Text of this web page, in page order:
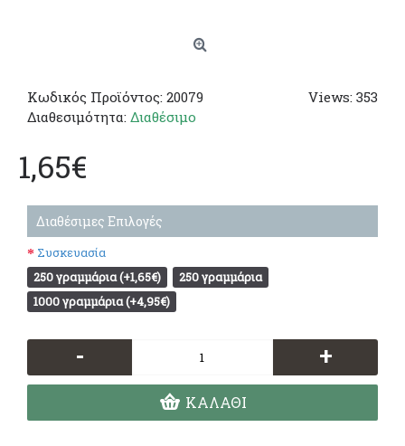
Views: 353
Κωδικός Προϊόντος: 20079
Διαθεσιμότητα: Διαθέσιμο
1,65€
Διαθέσιμες Επιλογές
Συσκευασία
250 γραμμάρια (+1,65€)
250 γραμμάρια
1000 γραμμάρια (+4,95€)
- +
ΚΑΛΆΘΙ